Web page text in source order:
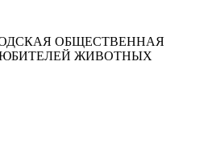
ОБЩЕСТВЕННАЯ
ЖИВОТНЫХ